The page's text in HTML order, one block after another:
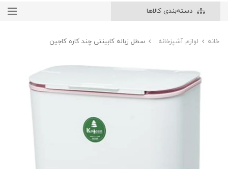
دسته‌بندی کالاها
خانه لوازم آشپزخانه سطل زباله کابینتی چند کاره کاجین